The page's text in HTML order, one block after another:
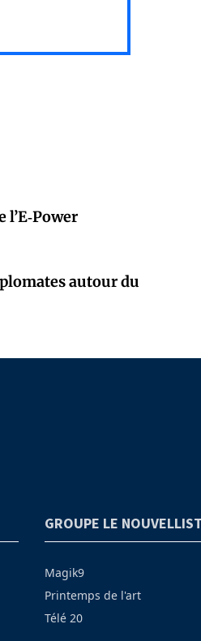
autour du
GROUPE LE
Magik9
Printemps de l'art
Télé 20